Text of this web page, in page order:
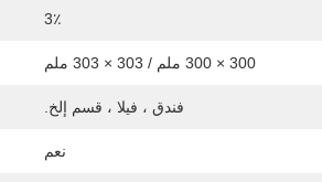
3٪
300 × 300 ملم / 303 × 303 ملم
فندق ، فيلا ، قسم إلخ.
نعم